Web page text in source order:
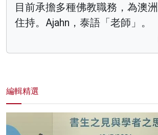
目前承擔多種佛教職務，為澳
住持。Ajahn，泰語「老師」。
編輯精選